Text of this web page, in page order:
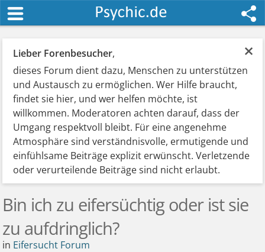
×
Lieber Forenbesucher,
dieses Forum dient dazu, Menschen zu unterstützen
und Austausch zu ermöglichen. Wer Hilfe braucht,
findet sie hier, und wer helfen möchte, ist
willkommen. Moderatoren achten darauf, dass der
Umgang respektvoll bleibt. Für eine angenehme
Atmosphäre sind verständnisvolle, ermutigende und
einfühlsame Beiträge explizit erwünscht. Verletzende
oder verurteilende Beiträge sind nicht erlaubt.
Bin ich zu eifersüchtig oder ist sie
zu aufdringlich?
in Eifersucht Forum